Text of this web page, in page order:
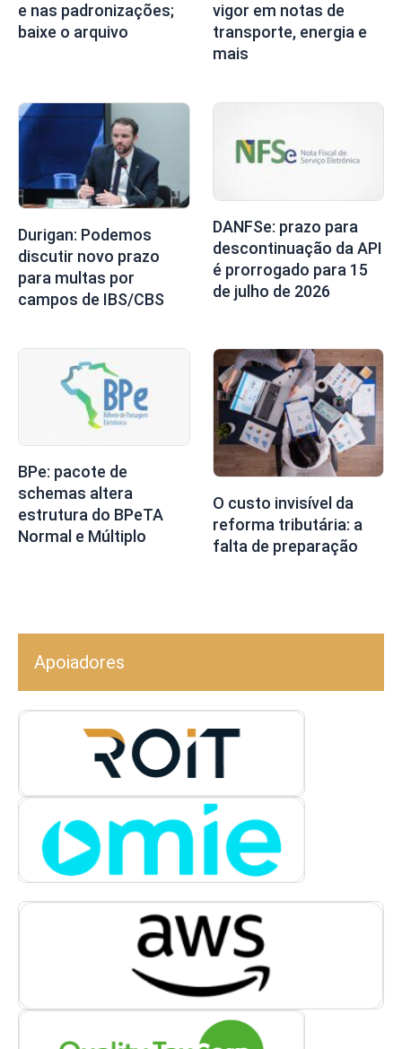
e nas padronizações;
baixe o arquivo
vigor em notas de
transporte, energia e
mais
Durigan: Podemos
discutir novo prazo
para multas por
campos de IBS/CBS
DANFSe: prazo para
descontinuação da API
é prorrogado para 15
de julho de 2026
BPe: pacote de
schemas altera
estrutura do BPeTA
Normal e Múltiplo
O custo invisível da
reforma tributária: a
falta de preparação
Apoiadores